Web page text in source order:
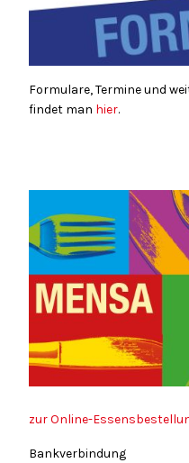
Formulare, Termine und
findet man hier.
zur Online-
Bankverbindung